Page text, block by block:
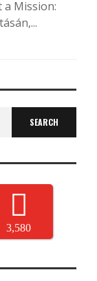
Mission:
3,580